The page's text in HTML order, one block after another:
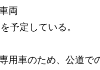
両
予定している。
用車のため、公道で